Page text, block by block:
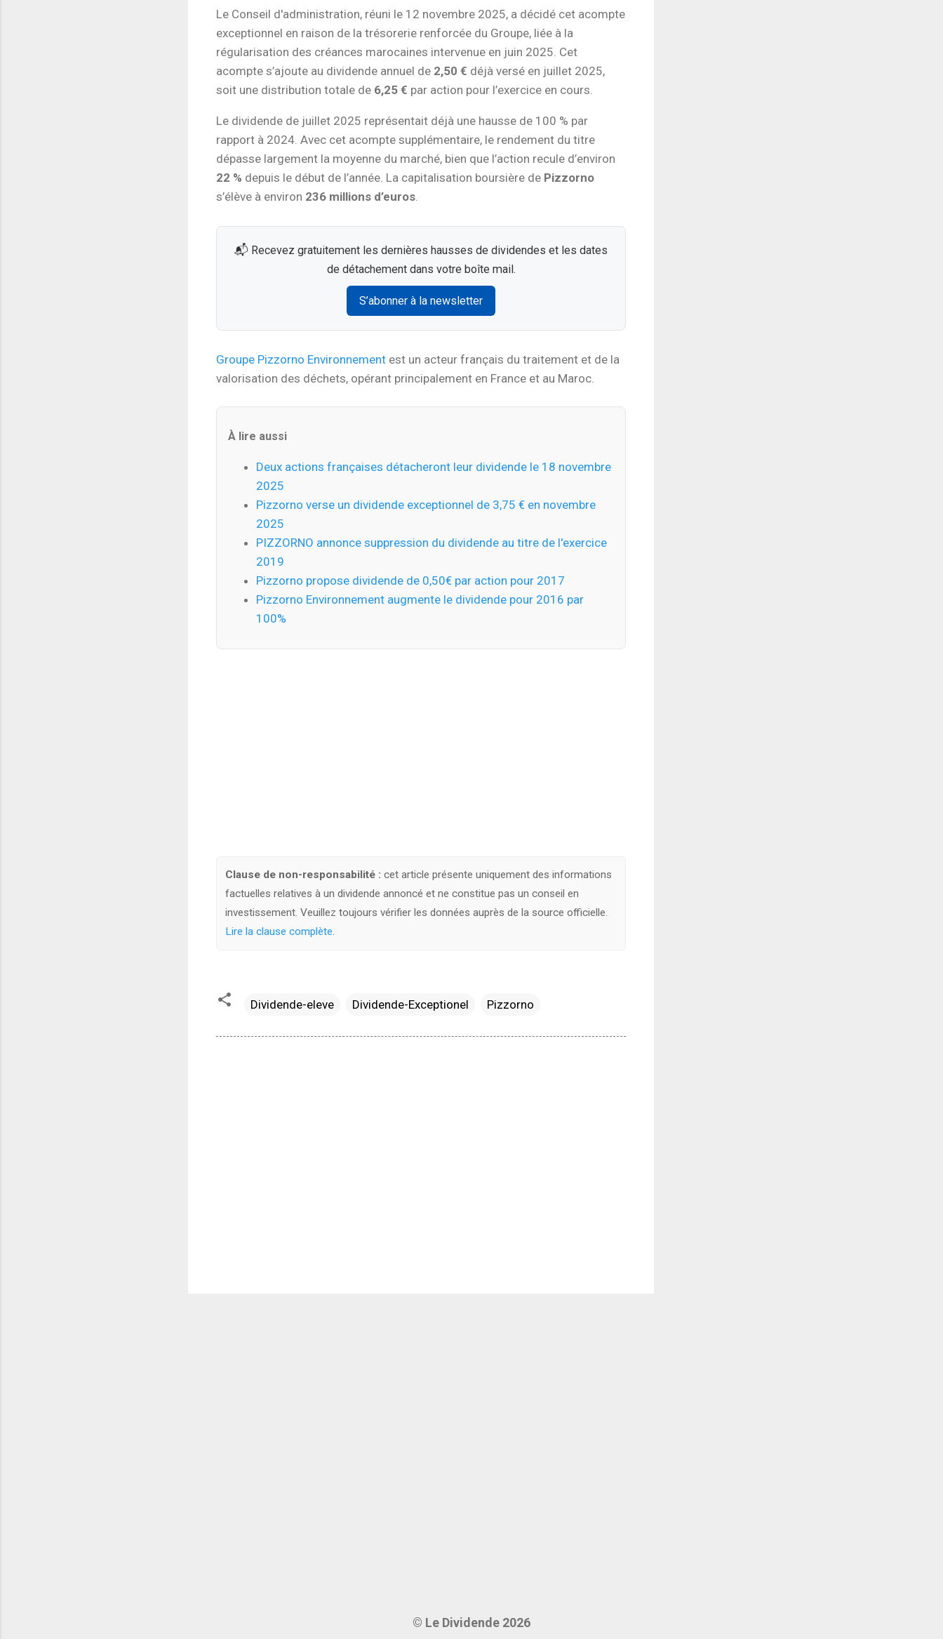
Le Conseil d'administration, réuni le 12 novembre 2025, a décidé cet acompte
exceptionnel en raison de la trésorerie renforcée du Groupe, liée à la
régularisation des créances marocaines intervenue en juin 2025. Cet
acompte s’ajoute au dividende annuel de 2,50 € déjà versé en juillet 2025,
soit une distribution totale de 6,25 € par action pour l’exercice en cours.
Le dividende de juillet 2025 représentait déjà une hausse de 100 % par
rapport à 2024. Avec cet acompte supplémentaire, le rendement du titre
dépasse largement la moyenne du marché, bien que l’action recule d’environ
22 % depuis le début de l’année. La capitalisation boursière de Pizzorno
s’élève à environ 236 millions d’euros
📬 Recevez gratuitement les dernières hausses de dividendes et les dates
de détachement dans votre boîte mail.
S’abonner à la newsletter
Groupe Pizzorno Environnement est un acteur français du traitement et de la
valorisation des déchets, opérant principalement en France et au Maroc.
À lire aussi
Deux actions françaises détacheront leur dividende le 18 novembre
2025
Pizzorno verse un dividende exceptionnel de 3,75 € en novembre
2025
PIZZORNO annonce suppression du dividende au titre de l'exercice
2019
Pizzorno propose dividende de 0,50€ par action pour 2017
Pizzorno Environnement augmente le dividende pour 2016 par
100%
Clause de non-responsabilité : cet article présente uniquement des informations
factuelles relatives à un dividende annoncé et ne constitue pas un conseil en
investissement. Veuillez toujours vérifier les données auprès de la source officielle.
Lire la clause complète.
Dividende-eleve Dividende-Exceptionel Pizzorno
© Le Dividende 2026